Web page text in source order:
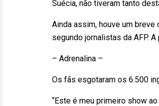
Suécia, não tiveram tanto
Ainda assim, houve um
segundo jornalistas da AFP.
– Adrenalina –
Os fãs esgotaram os 6.500
“Este é meu primeiro show